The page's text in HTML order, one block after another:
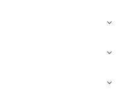


